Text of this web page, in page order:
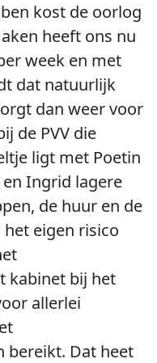
kost de oorlog
heeft ons nu
week en met
dat natuurlijk
dan weer voor
de PVV die
ligt met Poetin
Ingrid lagere
de huur en de
eigen risico
kabinet bij het
allerlei
bereikt. Dat heet